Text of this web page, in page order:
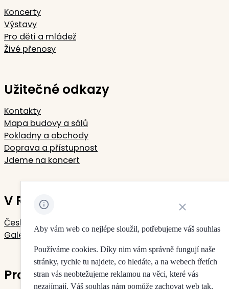
Koncerty
Výstavy
Pro děti a mládež
Živé přenosy
Užitečné odkazy
Kontakty
Mapa budovy a sálů
Pokladny a obchody
Doprava a přístupnost
Jdeme na koncert
V Rudolfinu sídlí
Česká filharmonie
Galerie Rudolfinum
Pro vaše soukromí
Aby vám web co nejlépe sloužil, potřebujeme váš souhlas
Používáme cookies. Díky nim vám správně fungují naše
stránky, rychle tu najdete, co hledáte, a na webech třetích
stran vás neobtežujeme reklamou na věci, které vás
nezajímají. Váš souhlas nám pomůže zachovat web tak,
Zavřít oznámení